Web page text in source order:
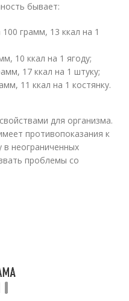
бывает:
грамм, 13 ккал на 1
10 ккал на 1 ягоду;
17 ккал на 1 штуку;
11 ккал на 1 костянку.
для организма.
противопоказания к
в неограниченных
проблемы со